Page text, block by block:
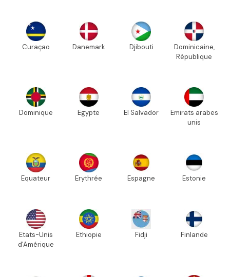
Curaçao Danemark Djibouti
Dominicaine,
République
Dominique Egypte El Salvador
Emirats arabes
unis
Equateur Erythrée Espagne Estonie
Etats-Unis
d'Amérique
Ethiopie Fidji Finlande